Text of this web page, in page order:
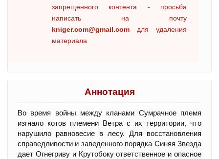
запрещенного контента - просьба
написать на почту
kniger.com@gmail.com для удаления
материала
Аннотация
Во время войны между кланами Сумрачное племя
изгнало котов племени Ветра с их территории, что
нарушило равновесие в лесу. Для восстановления
справедливости и заведенного порядка Синяя Звезда
дает Огнегриву и Крутобоку ответственное и опасное